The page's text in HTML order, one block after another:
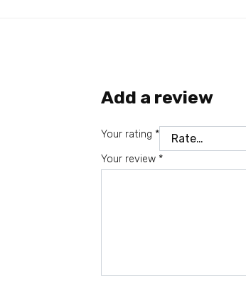
Add a review
Your rating *
Your review *